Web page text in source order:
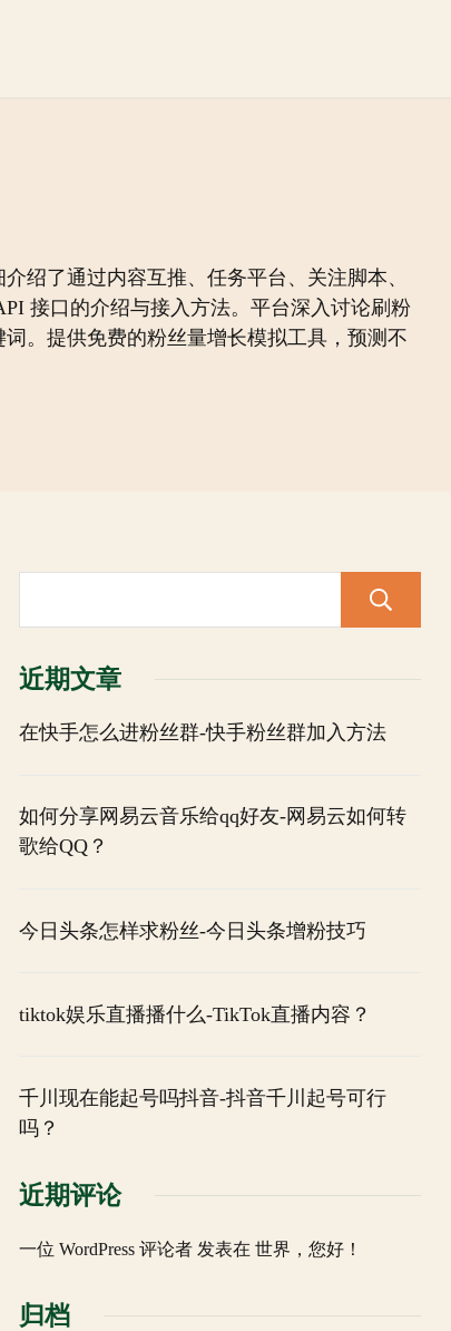
绍了通过内容互推、任务平台、关注脚本、
接口的介绍与接入方法。平台深入讨论刷粉
。提供免费的粉丝量增长模拟工具，预测不
近期文章
在快手怎么进粉丝群-快手粉丝群加入方法
如何分享网易云音乐给qq好友-网易云如何转
歌给QQ？
今日头条怎样求粉丝-今日头条增粉技巧
tiktok娱乐直播播什么-TikTok直播内容？
千川现在能起号吗抖音-抖音千川起号可行
吗？
近期评论
一位 WordPress 评论者发表在 世界，您好！
归档